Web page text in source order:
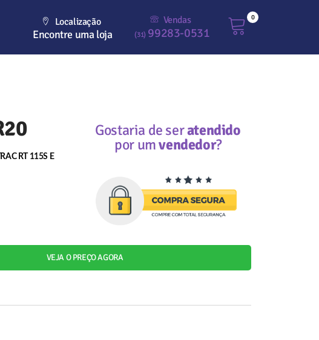
Localização
Encontre uma loja
Vendas
(31) 99283-0531
0
RT 115S E
Gostaria de seratendido
por umvendedor?
VEJA O PREÇO AGORA